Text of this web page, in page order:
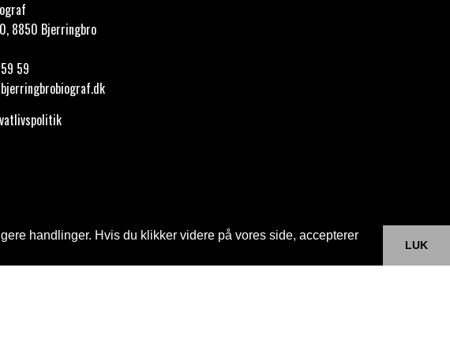
handlinger. Hvis du klikker videre på vores side, accepterer
LUK
8850 Bjerringbro
59